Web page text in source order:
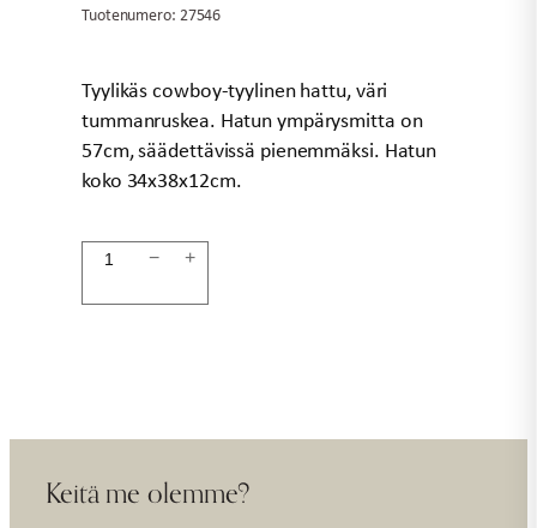
Tuotenumero: 27546
Tyylikäs cowboy-tyylinen hattu, väri
tummanruskea. Hatun ympärysmitta on
57cm, säädettävissä pienemmäksi. Hatun
koko 34x38x12cm.
Hattu
− +
Keitä me olemme?